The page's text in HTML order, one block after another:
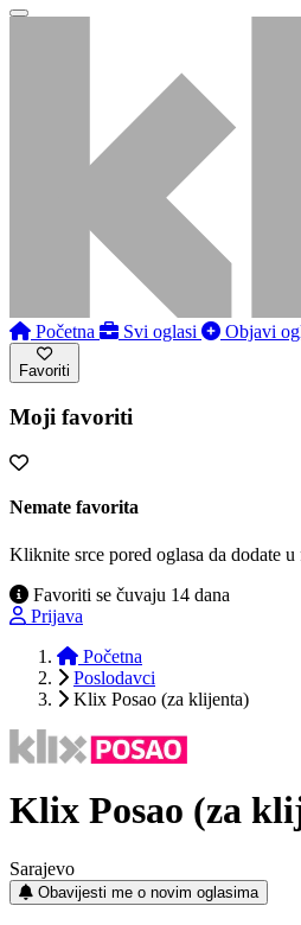
Početna Svi oglasi Objavi
Favoriti
Moji favoriti
Nemate favorita
Kliknite srce pored oglasa da dodate u
Favoriti se čuvaju 14 dana
Prijava
Početna
Poslodavci
Klix Posao (za klijenta)
Klix Posao (za
Sarajevo
Obavijesti me o novim oglasima